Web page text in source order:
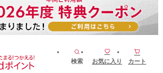
検索 お気に入り カート